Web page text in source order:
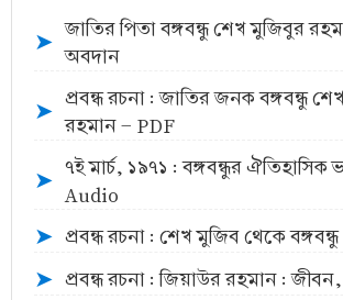
➤
জাতির পিতা বঙ্গবন্ধু শেখ মুজিবুর
অবদান
➤
প্রবন্ধ রচনা : জাতির জনক বঙ্গবন্ধু
রহমান - PDF
➤
৭ই মার্চ, ১৯৭১ : বঙ্গবন্ধুর
Audio
➤ প্রবন্ধ রচনা : শেখ মুজিব থেকে বঙ্গবন্ধু
➤ প্রবন্ধ রচনা : জিয়াউর রহমান :